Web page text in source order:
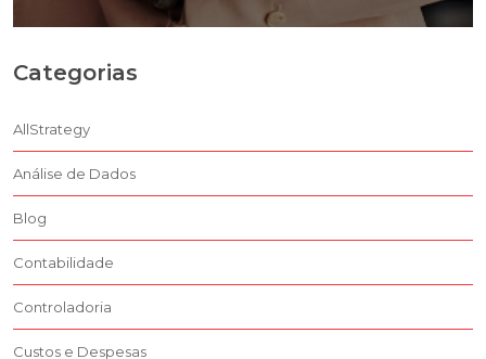
Categorias
AllStrategy
Análise de Dados
Blog
Contabilidade
Controladoria
Custos e Despesas